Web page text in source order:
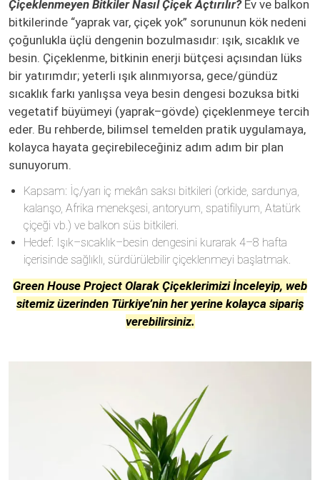
Çiçeklenmeyen Bitkiler Nasıl Çiçek Açtırılır?Ev ve balkon
bitkilerinde “yaprak var, çiçek yok” sorununun kök nedeni
çoğunlukla üçlü dengenin bozulmasıdır: ışık, sıcaklık ve
besin. Çiçeklenme, bitkinin enerji bütçesi açısından lüks
bir yatırımdır; yeterli ışık alınmıyorsa, gece/gündüz
sıcaklık farkı yanlışsa veya besin dengesi bozuksa bitki
vegetatif büyümeyi (yaprak–gövde) çiçeklenmeye tercih
eder. Bu rehberde, bilimsel temelden pratik uygulamaya,
kolayca hayata geçirebileceğiniz adım adım bir plan
sunuyorum.
Kapsam: İç/yarı iç mekân saksı bitkileri (orkide, sardunya,
kalanşo, Afrika menekşesi, antoryum, spatifilyum, Atatürk
çiçeği vb.) ve balkon süs bitkileri.
Hedef: Işık–sıcaklık–besin dengesini kurarak 4–8 hafta
içerisinde sağlıklı, sürdürülebilir çiçeklenmeyi başlatmak.
Green House Project Olarak Çiçeklerimizi İnceleyip, web
sitemiz üzerinden Türkiye’nin her yerine kolayca sipariş
verebilirsiniz.